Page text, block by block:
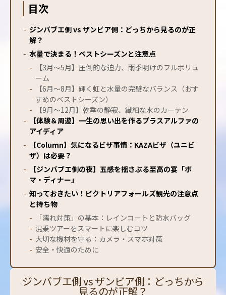
目次
- ジンバブエ側 vs ザンビア側：どっちから見るのが正
解？
- 水量で決まる！ベストシーズンと注意点
-
【3月〜5月】圧倒的な迫力、雨季明けのフルボリュ
ーム
-
【6月〜8月】輝く虹と水量の完璧なバランス（おす
すめのベストシーズン）
-
【9月〜12月】乾季の静寂、繊細な水のカーテン
-
【体験＆周遊】一生の思い出を作るプラスアルファの
アイディア
-
【Column】気になるビザ事情：KAZAビザ（ユニビ
ザ）は必要？
-
【ジンバブエ側の夜】五感を揺さぶる至高の宴「ボ
マ・ディナー」
- 知っておきたい！ビクトリアフォールズ観光の注意点
と持ち物
-
「濡れ対策」の基本：レインコートと防水バッグ
- 混乗ツアーをスマートに楽しむコツ
- 大切な機材を守る：カメラ・スマホ対策
- 安全・快適のために
ジンバブエ側 vs ザンビア側：どっちから
見るのが正解？